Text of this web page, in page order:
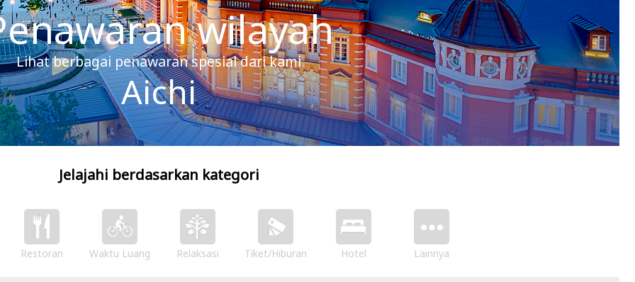
wilayah
Lihat berbagai penawaran spesial dari kami
Aichi
Jelajahi berdasarkan kategori
Restoran Waktu Luang Relaksasi Tiket/Hiburan Hotel Lainnya